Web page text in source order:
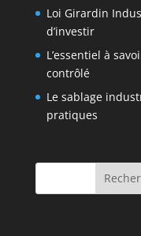
Loi Girardin
d’investir
L’essentiel à
contrôlé
Le sablage
pratiques